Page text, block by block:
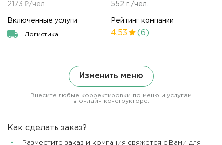
2173 ₽/чел 552 г./чел.
Включенные услуги
Логистика
Рейтинг компании
4.53 (6)
Изменить меню
Внесите любые корректировки по меню и услугам
в онлайн конструкторе.
Как сделать заказ?
Разместите заказ и компания свяжется с Вами для